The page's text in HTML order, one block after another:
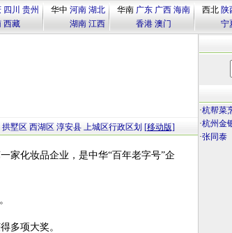
四川 贵州
西藏
华中 河南 湖北
湖南 江西
华南 广东 广西 海南
香港 澳门
西北 陕
宁
拱墅区 西湖区 淳安县 上城区行政区划 [移动版]
家化妆品企业，是中华“百年老字号”企
多项大奖。
·杭帮菜
·杭州金
·张同泰